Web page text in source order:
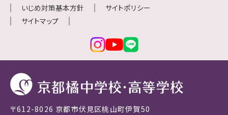
いじめ対策基本方針
サイトポリシー
サイトマップ
〒612-8026 京都市伏見区桃山町伊賀50